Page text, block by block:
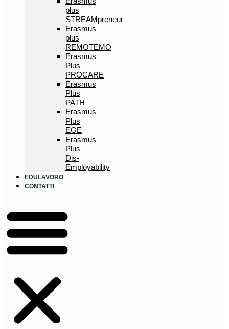
plus
STREAMpreneur
Erasmus
plus
REMOTEMO
Erasmus
Plus
PROCARE
Erasmus
Plus
PATH
Erasmus
Plus
EGE
Erasmus
Plus
Dis-
Employability
EDULAVORO
CONTATTI